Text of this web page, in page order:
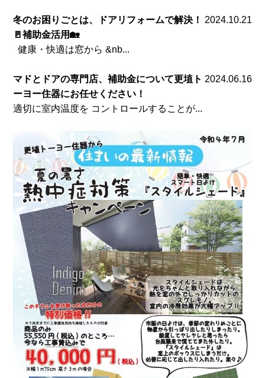
冬のお困りごとは、ドアリフォームで解決！
🚪補助金活用🏡
2024.10.21
健康・快適は窓から &nb...
マドとドアの専門店、補助金について更埴ト
ーヨー住器にお任せください！
2024.06.16
適切に室内温度を コントロールすることが...